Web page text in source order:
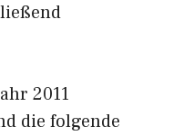
2011
die folgende